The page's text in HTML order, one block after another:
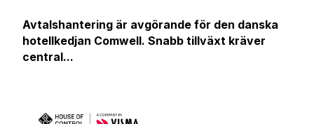
Avtalshantering är avgörande för den danska
hotellkedjan Comwell. Snabb tillväxt kräver
central...